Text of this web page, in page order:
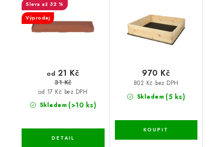
až 32 %
Výprodej
Skladem (>10 ks)
od 17 Kč bez DPH
od 21 Kč
31 Kč
Skladem (5 ks)
802 Kč bez DPH
970 Kč